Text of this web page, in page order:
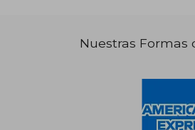
Nuestras Formas